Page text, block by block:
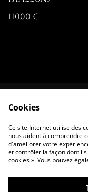
110,00 €
Contactez-
Cookies
Ce site Internet utilise des
nous aident à comprendre
d'améliorer votre
et contrôler la façon dont
cookies ». Vous pouvez